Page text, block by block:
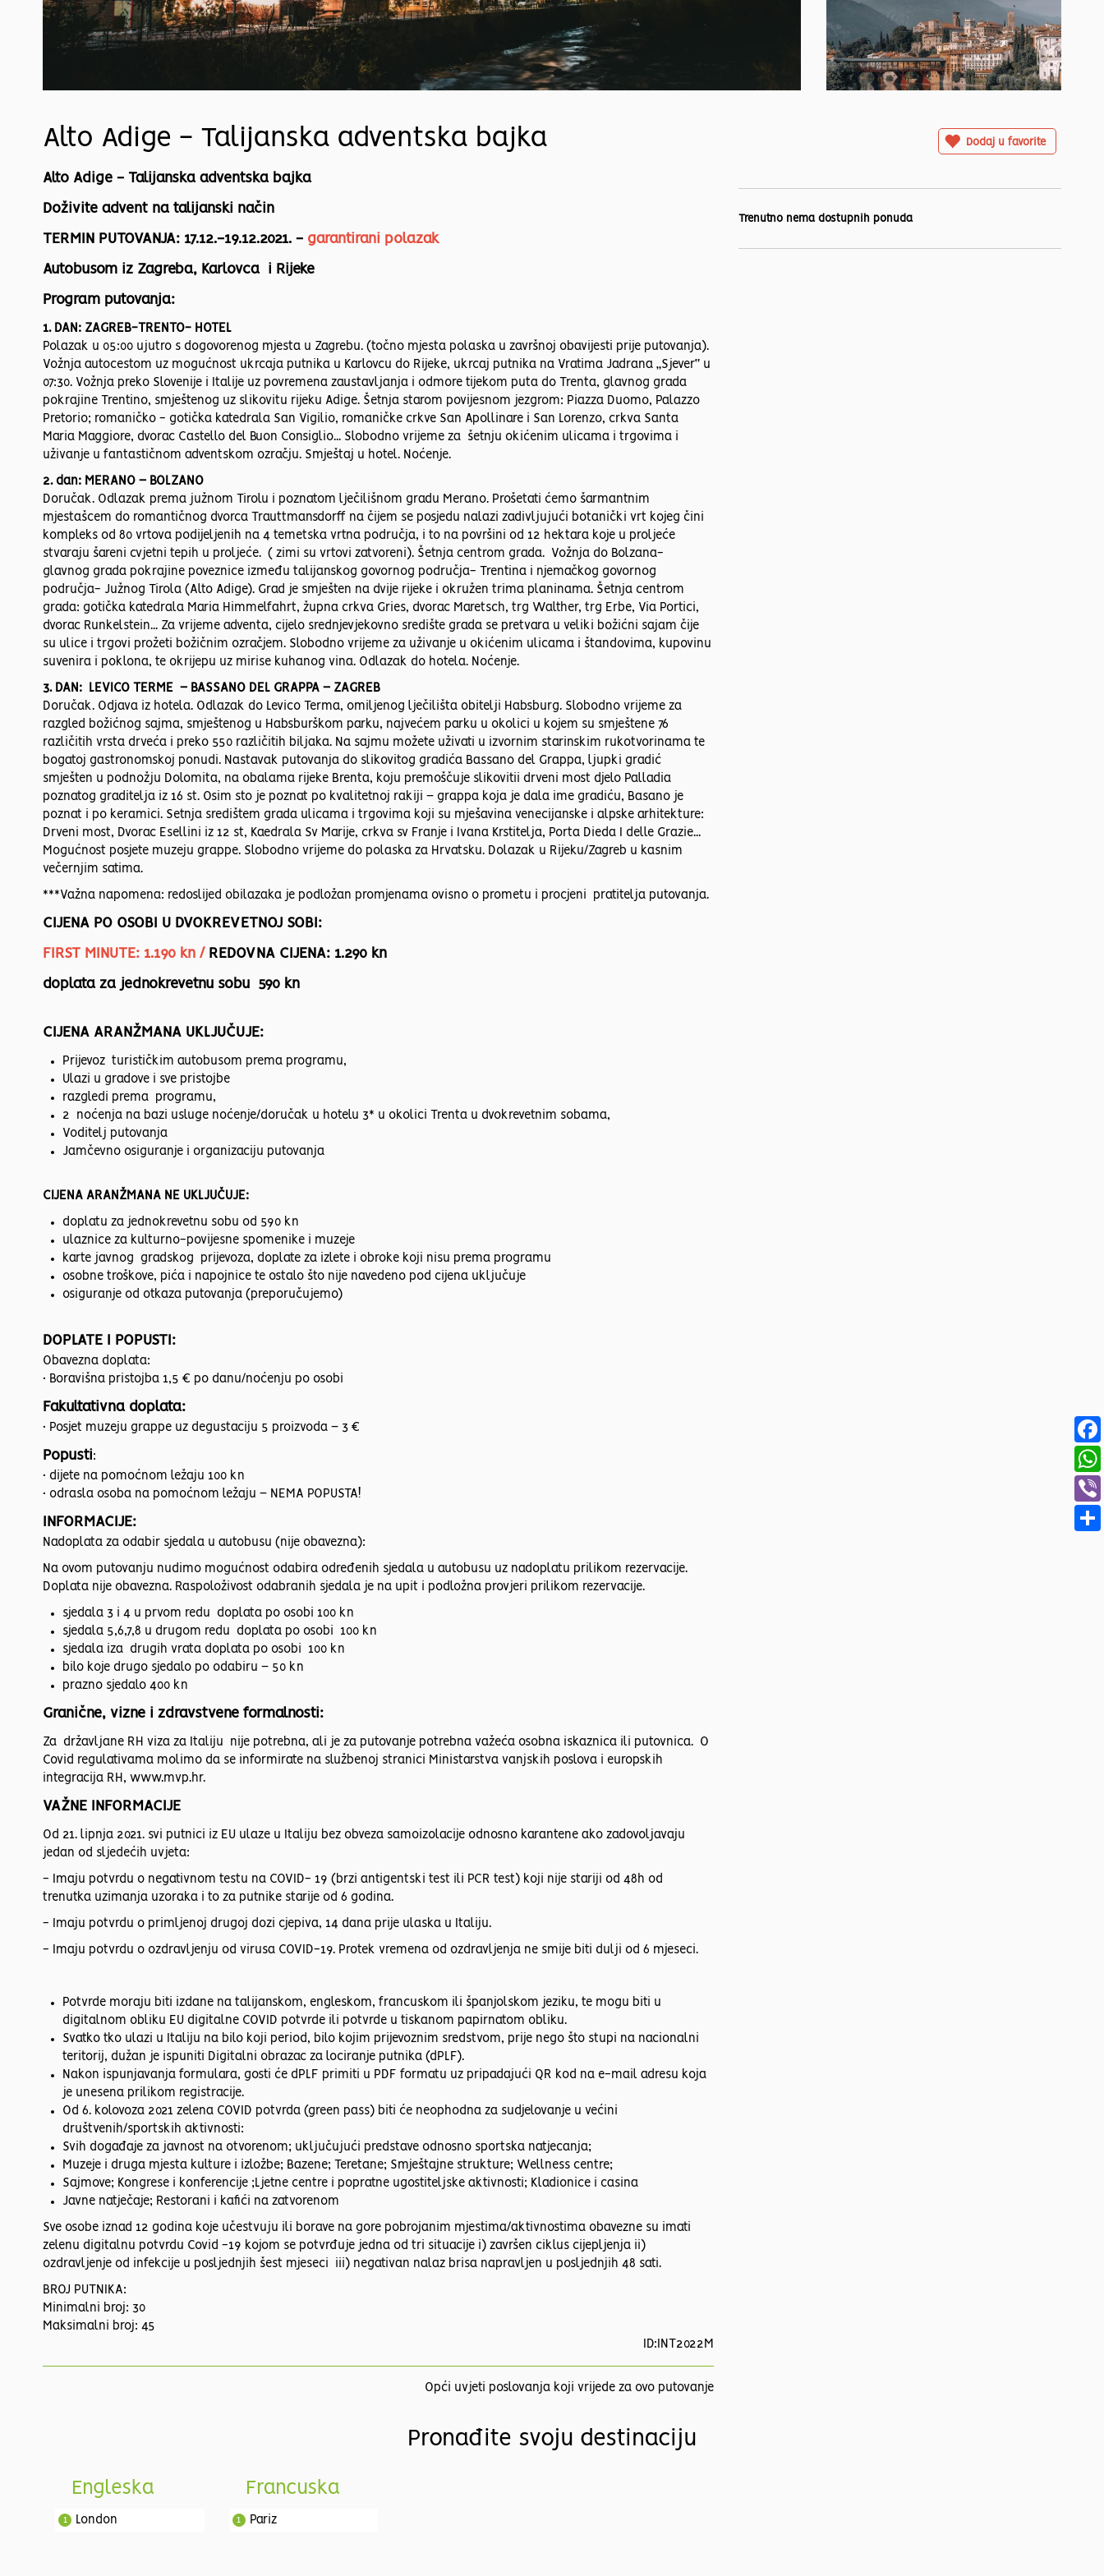
Alto Adige - Talijanska adventska bajka Dodaj u favorite
Alto Adige - Talijanska adventska bajka
Doživite advent na talijanski način
TERMIN PUTOVANJA: 17.12.-19.12.2021. - garantirani polazak
Autobusom iz Zagreba, Karlovca i Rijeke
Program putovanja:
1. DAN: ZAGREB-TRENTO- HOTEL
Polazak u 05:00 ujutro s dogovorenog mjesta u Zagrebu. (točno mjesta polaska u završnoj obavijesti prije putovanja).
Vožnja autocestom uz mogućnost ukrcaja putnika u Karlovcu do Rijeke, ukrcaj putnika na Vratima Jadrana „Sjever“ u
07:30. Vožnja preko Slovenije i Italije uz povremena zaustavljanja i odmore tijekom puta do Trenta, glavnog grada
pokrajine Trentino, smještenog uz slikovitu rijeku Adige. Šetnja starom povijesnom jezgrom: Piazza Duomo, Palazzo
Pretorio; romaničko - gotička katedrala San Vigilio, romaničke crkve San Apollinare i San Lorenzo, crkva Santa
Maria Maggiore, dvorac Castello del Buon Consiglio... Slobodno vrijeme za šetnju okićenim ulicama i trgovima i
uživanje u fantastičnom adventskom ozračju. Smještaj u hotel. Noćenje.
2. dan: MERANO – BOLZANO
Doručak. Odlazak prema južnom Tirolu i poznatom lječilišnom gradu Merano. Prošetati ćemo šarmantnim
mjestašcem do romantičnog dvorca Trauttmansdorff na čijem se posjedu nalazi zadivljujući botanički vrt kojeg čini
kompleks od 80 vrtova podijeljenih na 4 temetska vrtna područja, i to na površini od 12 hektara koje u proljeće
stvaraju šareni cvjetni tepih u proljeće. ( zimi su vrtovi zatvoreni). Šetnja centrom grada. Vožnja do Bolzana-
glavnog grada pokrajine poveznice između talijanskog govornog područja- Trentina i njemačkog govornog
područja- Južnog Tirola (Alto Adige). Grad je smješten na dvije rijeke i okružen trima planinama. Šetnja centrom
grada: gotička katedrala Maria Himmelfahrt, župna crkva Gries, dvorac Maretsch, trg Walther, trg Erbe, Via Portici,
dvorac Runkelstein... Za vrijeme adventa, cijelo srednjevjekovno središte grada se pretvara u veliki božićni sajam čije
su ulice i trgovi prožeti božičnim ozračjem. Slobodno vrijeme za uživanje u okićenim ulicama i štandovima, kupovinu
suvenira i poklona, te okrijepu uz mirise kuhanog vina. Odlazak do hotela. Noćenje.
3. DAN: LEVICO TERME – BASSANO DEL GRAPPA – ZAGREB
Doručak. Odjava iz hotela. Odlazak do Levico Terma, omiljenog lječilišta obitelji Habsburg. Slobodno vrijeme za
razgled božićnog sajma, smještenog u Habsburškom parku, najvećem parku u okolici u kojem su smještene 76
različitih vrsta drveća i preko 550 različitih biljaka. Na sajmu možete uživati u izvornim starinskim rukotvorinama te
bogatoj gastronomskoj ponudi. Nastavak putovanja do slikovitog gradića Bassano del Grappa, ljupki gradić
smješten u podnožju Dolomita, na obalama rijeke Brenta, koju premoščuje slikovitii drveni most djelo Palladia
poznatog graditelja iz 16 st. Osim sto je poznat po kvalitetnoj rakiji – grappa koja je dala ime gradiću, Basano je
poznat i po keramici. Setnja središtem grada ulicama i trgovima koji su mješavina venecijanske i alpske arhitekture:
Drveni most, Dvorac Esellini iz 12 st, Kaedrala Sv Marije, crkva sv Franje i Ivana Krstitelja, Porta Dieda I delle Grazie...
Mogućnost posjete muzeju grappe. Slobodno vrijeme do polaska za Hrvatsku. Dolazak u Rijeku/Zagreb u kasnim
večernjim satima.
***Važna napomena: redoslijed obilazaka je podložan promjenama ovisno o prometu i procjeni pratitelja putovanja.
CIJENA PO OSOBI U DVOKREVETNOJ SOBI:
FIRST MINUTE: 1.190 kn / REDOVNA CIJENA: 1.290 kn
doplata za jednokrevetnu sobu 590 kn
CIJENA ARANŽMANA UKLJUČUJE:
Prijevoz turističkim autobusom prema programu,
Ulazi u gradove i sve pristojbe
razgledi prema programu,
2 noćenja na bazi usluge noćenje/doručak u hotelu 3* u okolici Trenta u dvokrevetnim sobama,
Voditelj putovanja
Jamčevno osiguranje i organizaciju putovanja
CIJENA ARANŽMANA NE UKLJUČUJE:
doplatu za jednokrevetnu sobu od 590 kn
ulaznice za kulturno-povijesne spomenike i muzeje
karte javnog gradskog prijevoza, doplate za izlete i obroke koji nisu prema programu
osobne troškove, pića i napojnice te ostalo što nije navedeno pod cijena uključuje
osiguranje od otkaza putovanja (preporučujemo)
DOPLATE I POPUSTI:
Obavezna doplata:
• Boravišna pristojba 1,5 € po danu/noćenju po osobi
Fakultativna doplata:
• Posjet muzeju grappe uz degustaciju 5 proizvoda – 3 €
Popusti:
• dijete na pomoćnom ležaju 100 kn
• odrasla osoba na pomoćnom ležaju – NEMA POPUSTA!
INFORMACIJE:
Nadoplata za odabir sjedala u autobusu (nije obavezna):
Na ovom putovanju nudimo mogućnost odabira određenih sjedala u autobusu uz nadoplatu prilikom rezervacije.
Doplata nije obavezna. Raspoloživost odabranih sjedala je na upit i podložna provjeri prilikom rezervacije.
sjedala 3 i 4 u prvom redu doplata po osobi 100 kn
sjedala 5,6,7,8 u drugom redu doplata po osobi 100 kn
sjedala iza drugih vrata doplata po osobi 100 kn
bilo koje drugo sjedalo po odabiru – 50 kn
prazno sjedalo 400 kn
Granične, vizne i zdravstvene formalnosti:
Za državljane RH viza za Italiju nije potrebna, ali je za putovanje potrebna važeća osobna iskaznica ili putovnica. O
Covid regulativama molimo da se informirate na službenoj stranici Ministarstva vanjskih poslova i europskih
integracija RH, www.mvp.hr.
VAŽNE INFORMACIJE
Od 21. lipnja 2021. svi putnici iz EU ulaze u Italiju bez obveza samoizolacije odnosno karantene ako zadovoljavaju
jedan od sljedećih uvjeta:
- Imaju potvrdu o negativnom testu na COVID- 19 (brzi antigentski test ili PCR test) koji nije stariji od 48h od
trenutka uzimanja uzoraka i to za putnike starije od 6 godina.
- Imaju potvrdu o primljenoj drugoj dozi cjepiva, 14 dana prije ulaska u Italiju.
- Imaju potvrdu o ozdravljenju od virusa COVID-19. Protek vremena od ozdravljenja ne smije biti dulji od 6 mjeseci.
Potvrde moraju biti izdane na talijanskom, engleskom, francuskom ili španjolskom jeziku, te mogu biti u
digitalnom obliku EU digitalne COVID potvrde ili potvrde u tiskanom papirnatom obliku.
Svatko tko ulazi u Italiju na bilo koji period, bilo kojim prijevoznim sredstvom, prije nego što stupi na nacionalni
teritorij, dužan je ispuniti Digitalni obrazac za lociranje putnika (dPLF).
Nakon ispunjavanja formulara, gosti će dPLF primiti u PDF formatu uz pripadajući QR kod na e-mail adresu koja
je unesena prilikom registracije.
Od 6. kolovoza 2021 zelena COVID potvrda (green pass) biti će neophodna za sudjelovanje u većini
društvenih/sportskih aktivnosti:
Svih događaje za javnost na otvorenom; uključujući predstave odnosno sportska natjecanja;
Muzeje i druga mjesta kulture i izložbe; Bazene; Teretane; Smještajne strukture; Wellness centre;
Sajmove; Kongrese i konferencije ;Ljetne centre i popratne ugostiteljske aktivnosti; Kladionice i casina
Javne natječaje; Restorani i kafići na zatvorenom
Sve osobe iznad 12 godina koje učestvuju ili borave na gore pobrojanim mjestima/aktivnostima obavezne su imati
zelenu digitalnu potvrdu Covid -19 kojom se potvrđuje jedna od tri situacije i) završen ciklus cijepljenja ii)
ozdravljenje od infekcije u posljednjih šest mjeseci iii) negativan nalaz brisa napravljen u posljednjih 48 sati.
BROJ PUTNIKA:
Minimalni broj: 30
Maksimalni broj: 45
ID:INT2022M
Opći uvjeti poslovanja koji vrijede za ovo putovanje
Trenutno nema dostupnih ponuda
Pronađite svoju destinaciju
Engleska
London
1
Francuska
Pariz
1